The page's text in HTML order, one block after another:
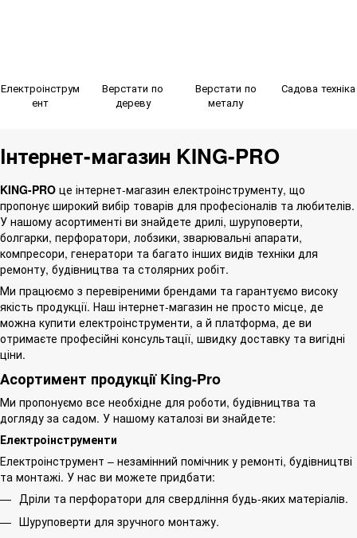
Електроінструм
ент
Верстати по
дереву
Верстати по
металу
Садова техніка
Інтернет-магазин KING-PRO
KING-PRO це інтернет-магазин електроінструменту, що
пропонує широкий вибір товарів для професіоналів та любителів.
У нашому асортименті ви знайдете дрилі, шуруповерти,
болгарки, перфоратори, лобзики, зварювальні апарати,
компресори, генератори та багато інших видів техніки для
ремонту, будівництва та столярних робіт.
Ми працюємо з перевіреними брендами та гарантуємо високу
якість продукції. Наш інтернет-магазин не просто місце, де
можна купити електроінструменти, а й платформа, де ви
отримаєте професійні консультації, швидку доставку та вигідні
ціни.
Асортимент продукції King-Pro
Ми пропонуємо все необхідне для роботи, будівництва та
догляду за садом. У нашому каталозі ви знайдете:
Електроінструменти
Електроінструмент – незамінний помічник у ремонті, будівництві
та монтажі. У нас ви можете придбати:
Дріли та перфоратори для свердління будь-яких матеріалів.
Шуруповерти для зручного монтажу.